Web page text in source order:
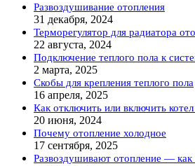
Развоздушивание отопления
31 декабря, 2024
Терморегулятор для радиатора
22 августа, 2024
Подключение теплого пола к
2 марта, 2025
Скобы для крепления теплого пола
16 апреля, 2025
Как отключить или включить
20 июня, 2024
Почему отопление холодное
17 сентября, 2025
Развоздушивают отопление — как